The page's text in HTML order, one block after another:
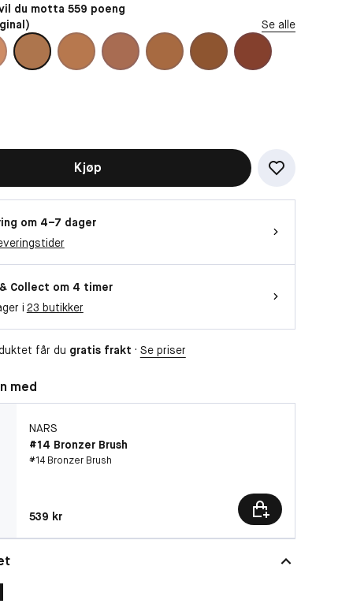
Se alle
du motta 559 poeng
Kjøp
om 4–7 dager
Collect om 4 timer
i 23 butikker
får du gratis frakt · Se priser
med
NARS
#14 Bronzer Brush
#14 Bronzer Brush
Pris: 539 kr
539 kr